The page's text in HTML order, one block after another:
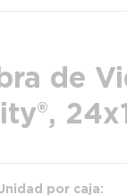
de
24 x
por caja